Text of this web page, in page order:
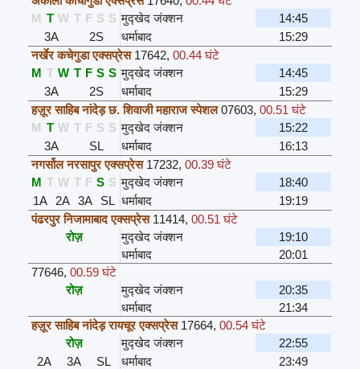
M T W T F S S मुद्खेद जंक्शन
14:45
3A
2S धर्माबाद
15:29
नर्खेर कचेगुडा एक्सप्रेस 17642,00.44 घंटे
M T W T F S S मुद्खेद जंक्शन
14:45
3A
2S धर्माबाद
15:29
हज़ूर साहिब नांदेड़ छ. शिवाजी महाराज स्पेशल 07603,00.51 घंटे
M T W T F S S मुद्खेद जंक्शन
15:22
3A
SL धर्माबाद
16:13
नगर्सोल नरसापुर एक्सप्रेस 17232,00.39 घंटे
M T W T F S S मुद्खेद जंक्शन
18:40
1A
2A 3A SL धर्माबाद
19:19
पंढरपुर निजामाबाद एक्सप्रेस 11414,00.51 घंटे
रोज़
मुद्खेद जंक्शन
19:10
धर्माबाद
20:01
77646,00.59 घंटे
रोज़
मुद्खेद जंक्शन
20:35
धर्माबाद
21:34
हज़ूर साहिब नांदेड़ रायचूर एक्सप्रेस 17664,00.54 घंटे
रोज़
मुद्खेद जंक्शन
22:55
2A
3A SL धर्माबाद
23:49